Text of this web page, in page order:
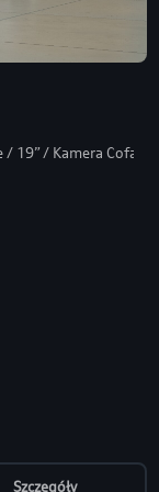
19” / Kamera Cofania
Szczegóły